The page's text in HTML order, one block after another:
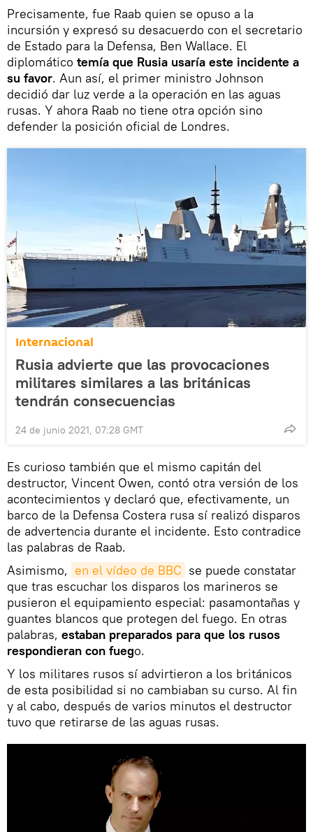
Precisamente, fue Raab quien se opuso a la
incursión y expresó su desacuerdo con el secretario
de Estado para la Defensa, Ben Wallace. El
diplomático temía que Rusia usaría este incidente a
su favor. Aun así, el primer ministro Johnson
decidió dar luz verde a la operación en las aguas
rusas. Y ahora Raab no tiene otra opción sino
defender la posición oficial de Londres.
Internacional
Rusia advierte que las provocaciones
militares similares a las británicas
tendrán consecuencias
24 de junio 2021, 07:28 GMT
Es curioso también que el mismo capitán del
destructor, Vincent Owen, contó otra versión de los
acontecimientos y declaró que, efectivamente, un
barco de la Defensa Costera rusa sí realizó disparos
de advertencia durante el incidente. Esto contradice
las palabras de Raab.
Asimismo, en el vídeo de BBC se puede constatar
que tras escuchar los disparos los marineros se
pusieron el equipamiento especial: pasamontañas y
guantes blancos que protegen del fuego. En otras
palabras, estaban preparados para que los rusos
respondieran con fuego.
Y los militares rusos sí advirtieron a los británicos
de esta posibilidad si no cambiaban su curso. Al fin
y al cabo, después de varios minutos el destructor
tuvo que retirarse de las aguas rusas.